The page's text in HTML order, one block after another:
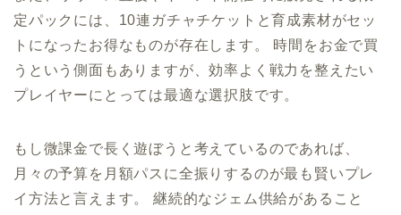
定パックには、10連ガチャチケットと育成素材がセッ
トになったお得なものが存在します。 時間をお金で買
うという側面もありますが、効率よく戦力を整えたい
プレイヤーにとっては最適な選択肢です。
もし微課金で長く遊ぼうと考えているのであれば、
月々の予算を月額パスに全振りするのが最も賢いプレ
イ方法と言えます。 継続的なジェム供給があること